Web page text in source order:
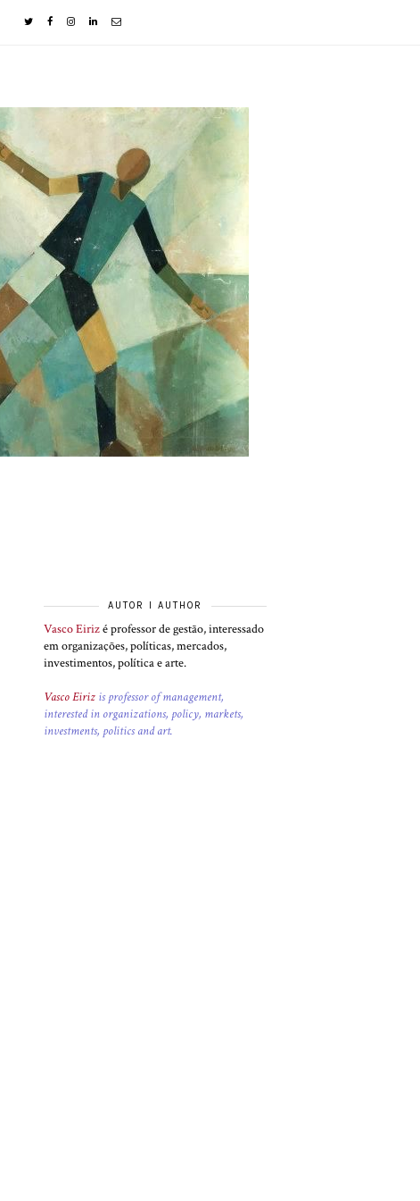
AUTOR I AUTHOR
Vasco Eirizé professor de gestão, interessado
em organizações, políticas, mercados,
investimentos, política e arte.
Vasco Eiriz is professor of management,
interested in organizations, policy, markets,
investments, politics and art.